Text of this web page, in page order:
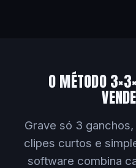
O MÉTODO
Grave só 3
clipes curtos e
software combina